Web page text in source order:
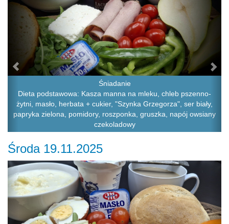
Śniadanie
Dieta podstawowa: Kasza manna na mleku, chleb pszenno-
żytni, masło, herbata + cukier, "Szynka Grzegorza", ser biały,
papryka zielona, pomidory, roszponka, gruszka, napój owsiany
czekoladowy
Środa 19.11.2025
Previous